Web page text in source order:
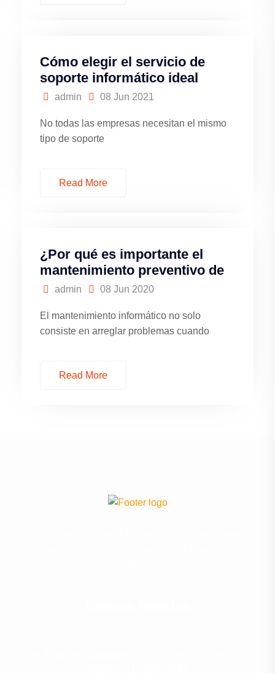
Cómo elegir el servicio de
soporte informático ideal
admin 08 Jun 2021
No todas las empresas necesitan el mismo
tipo de soporte
Read More
¿Por qué es importante el
mantenimiento preventivo de
admin 08 Jun 2020
El mantenimiento informático no solo
consiste en arreglar problemas cuando
Read More